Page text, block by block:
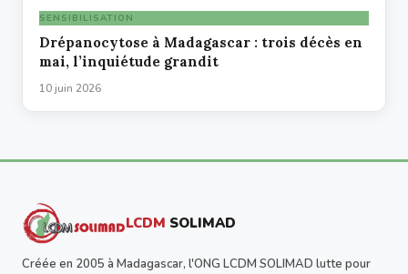
SENSIBILISATION
Drépanocytose à Madagascar : trois décès en
mai, l’inquiétude grandit
10 juin 2026
LCDM SOLIMAD
Créée en 2005 à Madagascar, l'ONG LCDM SOLIMAD lutte pour